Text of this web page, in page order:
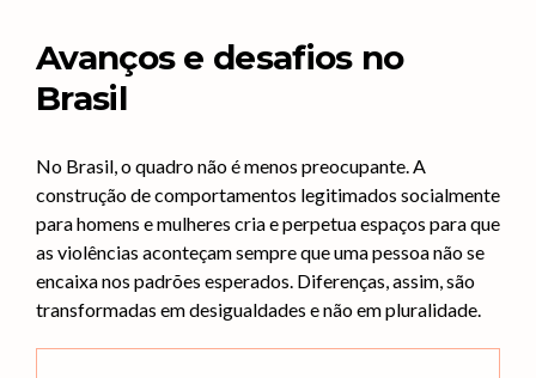
Avanços e desafios no
Brasil
No Brasil, o quadro não é menos preocupante. A
construção de comportamentos legitimados socialmente
para homens e mulheres cria e perpetua espaços para que
as violências aconteçam sempre que uma pessoa não se
encaixa nos padrões esperados. Diferenças, assim, são
transformadas em desigualdades e não em pluralidade.